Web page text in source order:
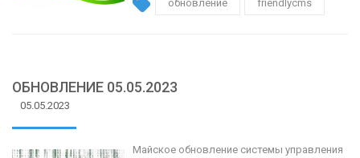
обновление friendlycms
ОБНОВЛЕНИЕ 05.05.2023
05.05.2023
Майское обновление системы управления